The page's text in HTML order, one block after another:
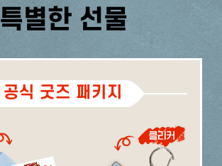
특별한 선물
공식 굿즈 패키지